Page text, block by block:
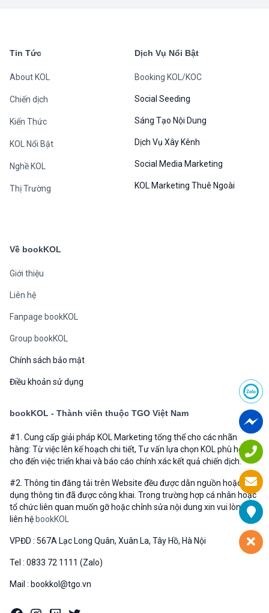
Tin Tức
About KOL
Chiến dịch
Kiến Thức
KOL Nổi Bật
Nghề KOL
Thị Trường
Dịch Vụ Nổi Bật
Booking KOL/KOC
Social Seeding
Sáng Tạo Nội Dung
Dịch Vụ Xây Kênh
Social Media Marketing
KOL Marketing Thuê Ngoài
Về bookKOL
Giới thiệu
Liên hệ
Fanpage bookKOL
Group bookKOL
Chính sách bảo mật
Điều khoản sử dụng
bookKOL - Thành viên thuộc TGO Việt Nam
#1. Cung cấp giải pháp KOL Marketing tổng thể cho các nhãn
hàng: Từ việc lên kế hoạch chi tiết, Tư vấn lựa chọn KOL phù hợp
cho đến việc triển khai và báo cáo chính xác kết quả chiến dịch.
#2. Thông tin đăng tải trên Website đều được dẫn nguồn hoặc sử
dụng thông tin đã được công khai. Trong trường hợp cá nhân hoặc
tổ chức liên quan muốn gỡ hoặc chỉnh sửa nội dung xin vui lòng
liên hệ bookKOL
VPĐD : 567A Lạc Long Quân, Xuân La, Tây Hồ, Hà Nội
Tel : 0833 72 1111 (Zalo)
Mail : bookkol@tgo.vn